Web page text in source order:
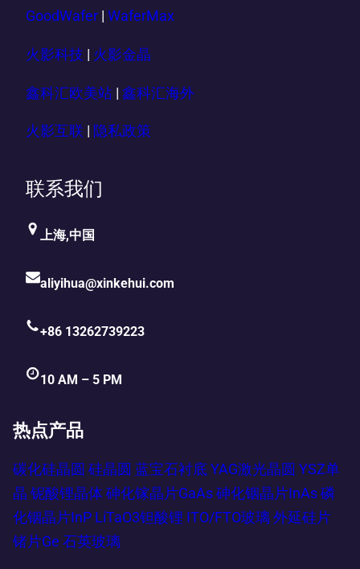
GoodWafer WaferMax
火影科技 火影金晶
鑫科汇欧美站 | 鑫科汇海外
火影互联 隐私政策
联系我们
上海,中国
aliyihua@xinkehui.com
+86 13262739223
10 AM – 5 PM
热点产品
碳化硅晶圆 硅晶圆 蓝宝石衬底 YAG激光晶圆 YSZ单
晶 铌酸锂晶体 砷化镓晶片GaAs 砷化铟晶片InAs 磷
化铟晶片InP LiTaO3钽酸锂 ITO/FTO玻璃 外延硅片
锗片Ge 石英玻璃